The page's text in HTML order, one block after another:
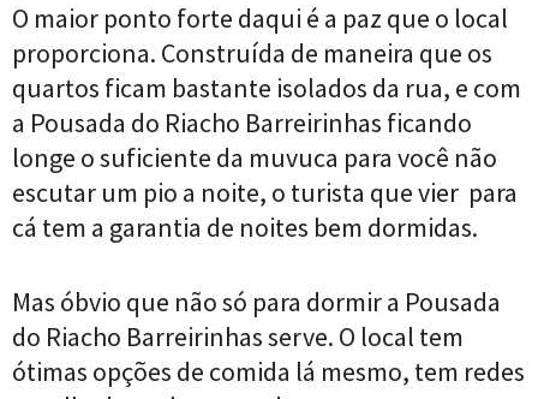
O maior ponto forte daqui é a paz que o local
proporciona. Construída de maneira que os
quartos ficam bastante isolados da rua, e com
a Pousada do Riacho Barreirinhas ficando
longe o suficiente da muvuca para você não
escutar um pio a noite, o turista que vier para
cá tem a garantia de noites bem dormidas.
Mas óbvio que não só para dormir a Pousada
do Riacho Barreirinhas serve. O local tem
ótimas opções de comida lá mesmo, tem redes